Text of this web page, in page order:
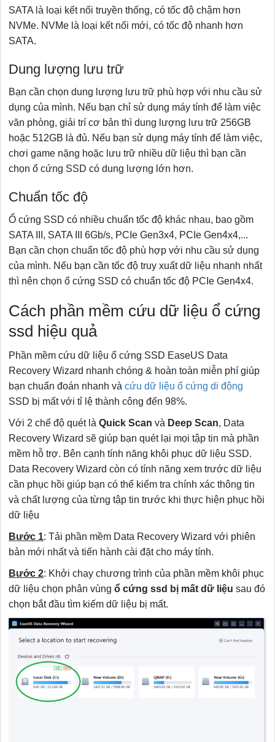
SATA là loại kết nối truyền thống, có tốc độ chậm hơn
NVMe. NVMe là loại kết nối mới, có tốc độ nhanh hơn
SATA.
Dung lượng lưu trữ
Bạn cần chọn dung lượng lưu trữ phù hợp với nhu cầu sử
dụng của mình. Nếu bạn chỉ sử dụng máy tính để làm việc
văn phòng, giải trí cơ bản thì dung lượng lưu trữ 256GB
hoặc 512GB là đủ. Nếu bạn sử dụng máy tính để làm việc,
chơi game nặng hoặc lưu trữ nhiều dữ liệu thì bạn cần
chọn ổ cứng SSD có dung lượng lớn hơn.
Chuẩn tốc độ
Ổ cứng SSD có nhiều chuẩn tốc độ khác nhau, bao gồm
SATA III, SATA III 6Gb/s, PCIe Gen3x4, PCIe Gen4x4,...
Bạn cần chọn chuẩn tốc độ phù hợp với nhu cầu sử dụng
của mình. Nếu bạn cần tốc độ truy xuất dữ liệu nhanh nhất
thì nên chọn ổ cứng SSD có chuẩn tốc độ PCIe Gen4x4.
Cách phần mềm cứu dữ liệu ổ cứng
ssd hiệu quả
Phần mềm cứu dữ liệu ổ cứng SSD EaseUS Data
Recovery Wizard nhanh chóng & hoàn toàn miễn phí giúp
bạn chuẩn đoán nhanh vàcứu dữ liệu ổ cứng di động
SSD bị mất với tỉ lệ thành công đến 98%.
Với 2 chế độ quét làQuick Scan và Deep Scan, Data
Recovery Wizard sẽ giúp bạn quét lại mọi tập tin mà phần
mềm hỗ trợ. Bên cạnh tính năng khôi phục dữ liệu SSD.
Data Recovery Wizard còn có tính năng xem trước dữ liệu
cần phục hồi giúp bạn có thể kiểm tra chính xác thông tin
và chất lượng của từng tập tin trước khi thực hiện phục hồi
dữ liệu
Bước 1: Tải phần mềm Data Recovery Wizard với phiên
bản mới nhất và tiến hành cài đặt cho máy tính.
Bước 2: Khởi chạy chương trình của phần mềm khôi phục
dữ liệu chọn phân vùng ổ cứng ssd bị mất dữ liệusau đó
chọn bắt đầu tìm kiếm dữ liệu bị mất.